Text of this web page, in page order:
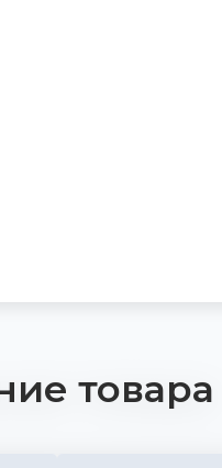
товара